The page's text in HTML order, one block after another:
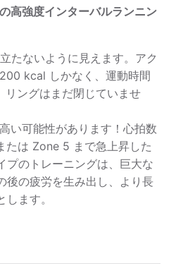
高強度インターバルランニン
たないように見えます。アク
kcal しかなく、運動時間
リングはまだ閉じていませ
い可能性があります！心拍数
たは Zone 5 まで急上昇した
プのトレーニングは、巨大な
後の疲労を生み出し、より長
ます。